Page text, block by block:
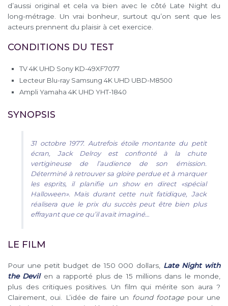
d’aussi original et cela va bien avec le côté Late Night du
long-métrage. Un vrai bonheur, surtout qu’on sent que les
acteurs prennent du plaisir à cet exercice.
CONDITIONS DU TEST
TV 4K UHD Sony KD-49XF7077
Lecteur Blu-ray Samsung 4K UHD UBD-M8500
Ampli Yamaha 4K UHD YHT-1840
SYNOPSIS
31 octobre 1977. Autrefois étoile montante du petit
écran, Jack Delroy est confronté à la chute
vertigineuse de l’audience de son émission.
Déterminé à retrouver sa gloire perdue et à marquer
les esprits, il planifie un show en direct «spécial
Halloween». Mais durant cette nuit fatidique, Jack
réalisera que le prix du succès peut être bien plus
effrayant que ce qu’il avait imaginé…
LE FILM
Pour une petit budget de 150 000 dollars, Late Night with
the Devilen a rapporté plus de 15 millions dans le monde,
plus des critiques positives. Un film qui mérite son aura ?
Clairement, oui. L’idée de faire un
found footagepour une